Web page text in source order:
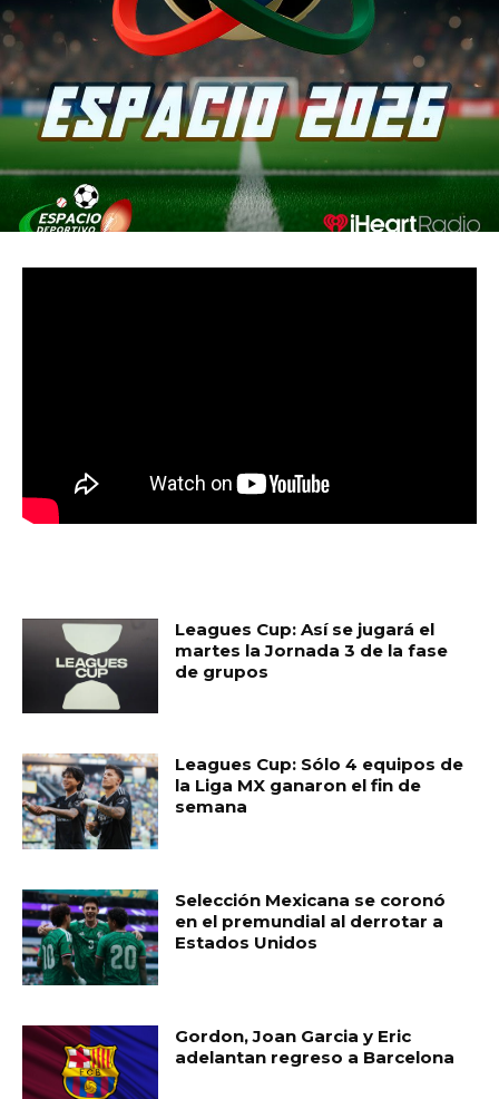
Leagues Cup: Así se jugará el
martes la Jornada 3 de la fase
de grupos
Leagues Cup: Sólo 4 equipos de
la Liga MX ganaron el fin de
semana
Selección Mexicana se coronó
en el premundial al derrotar a
Estados Unidos
Gordon, Joan Garcia y Eric
adelantan regreso a Barcelona